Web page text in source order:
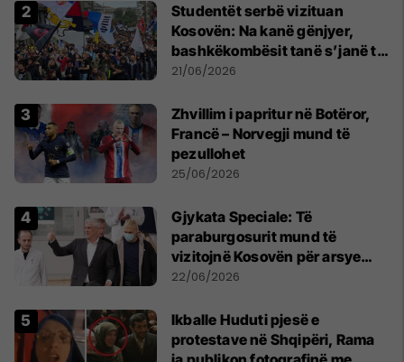
Studentët serbë vizituan
Kosovën: Na kanë gënjyer,
bashkëkombësit tanë s’janë të
shtypur
21/06/2026
Zhvillim i papritur në Botëror,
Francë – Norvegji mund të
pezullohet
25/06/2026
​Gjykata Speciale: Të
paraburgosurit mund të
vizitojnë Kosovën për arsye
humanitare
22/06/2026
Ikballe Huduti pjesë e
protestave në Shqipëri, Rama